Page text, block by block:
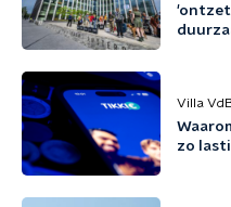
Villa
zo